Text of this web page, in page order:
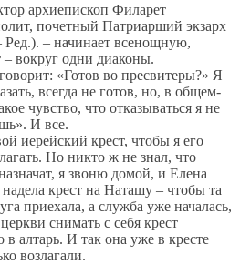
архиепископ Филарет
почетный Патриарший экзарх
Ред.). – начинает всенощную,
вокруг одни диаконы.
«Готов во пресвитеры?» Я
всегда не готов, но, в общем-
чувство, что отказываться я не
И все.
иерейский крест, чтобы я его
Но никто ж не знал, что
я звоню домой, и Елена
крест на Наташу – чтобы та
приехала, а служба уже началась,
снимать с себя крест
в алтарь. И так она уже в кресте
возлагали.